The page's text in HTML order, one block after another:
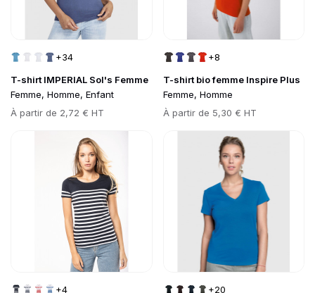
T-shirt IMPERIAL Sol's Femme
Femme, Homme, Enfant
Prix
À partir de 2,72 € HT
+34
T-shirt bio femme Inspire Plus
Femme, Homme
Prix
À partir de 5,30 € HT
+8
+4
Go to product page
+20
Go to product page